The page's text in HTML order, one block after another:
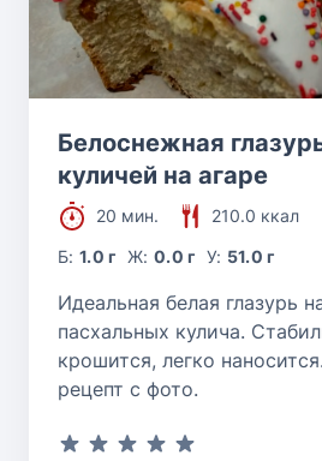
Белоснежная
куличей на агаре
20 мин.
210.0 ккал
Б:1.0 г Ж: 0.0 г У: 51.0 г
Идеальная белая глазурь
пасхальных кулича.
крошится, легко
рецепт с фото.